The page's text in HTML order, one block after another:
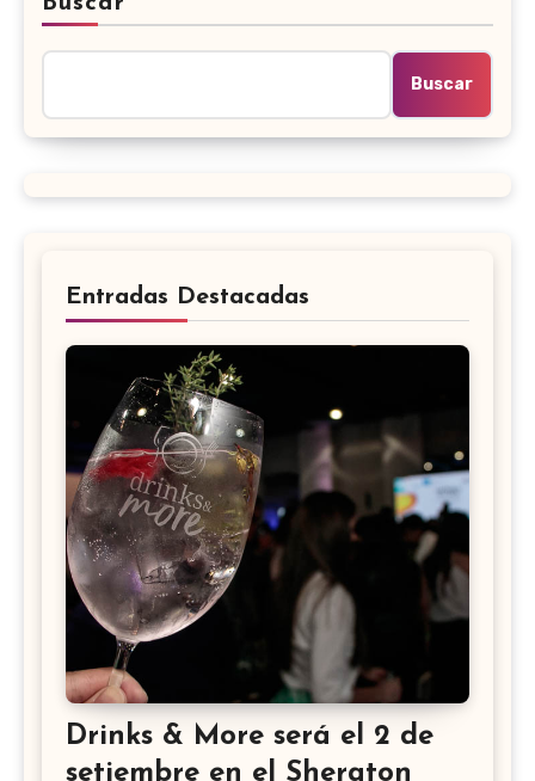
Buscar
Entradas Destacadas
Drinks & More será el 2 de
setiembre en el Sheraton